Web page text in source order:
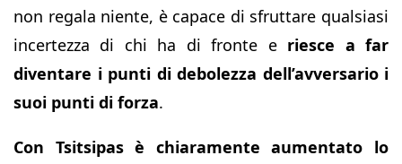
non regala niente, è capace di sfruttare qualsiasi
incertezza di chi ha di fronte e riesce a far
diventare i punti di debolezza dell’avversario i
suoi punti di forza.
Con Tsitsipas è chiaramente aumentato lo